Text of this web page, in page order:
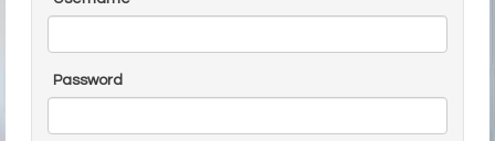
Password